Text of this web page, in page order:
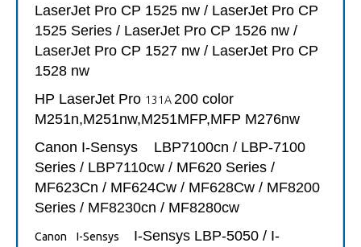
LaserJet Pro CP 1525 nw / LaserJet Pro CP
1525 Series / LaserJet Pro CP 1526 nw /
LaserJet Pro CP 1527 nw / LaserJet Pro CP
1528 nw
HP LaserJet Pro 131A200 color
M251n,M251nw,M251MFP,MFP M276nw
Canon I-Sensys
LBP7100cn / LBP-7100
Series / LBP7110cw / MF620 Series /
MF623Cn / MF624Cw / MF628Cw / MF8200
Series / MF8230cn / MF8280cw
Canon I-Sensys
I-Sensys LBP-5050 / I-